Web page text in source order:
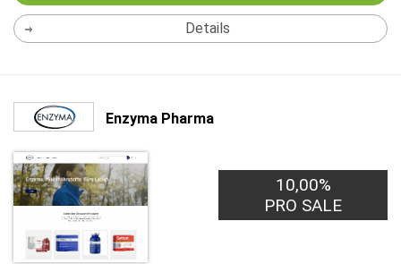
Details
Enzyma Pharma
10,00%
PRO SALE